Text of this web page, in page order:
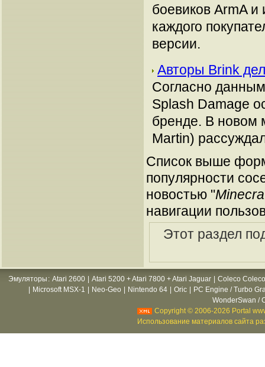
боевиков ArmA и
каждого
версии.
Авторы Brink
Согласно
Splash Damage
бренде. В новом
Martin)
Список выше
популярности
новостью "
навигации
Этот раздел
Эмуляторы : Atari 2600 Atari 5200 + Atari 7800 + Atari Jaguar
Coleco
Microsoft MSX-1 Neo-Geo Nintendo 64 Oric
PC Engine / Turbo
WonderSwan /
Copyright © 2006-2026 Portal
Использование материалов сайта